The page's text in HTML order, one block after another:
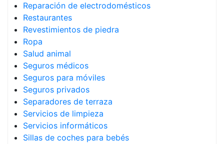
Reparación de electrodomésticos
Restaurantes
Revestimientos de piedra
Ropa
Salud animal
Seguros médicos
Seguros para móviles
Seguros privados
Separadores de terraza
Servicios de limpieza
Servicios informáticos
Sillas de coches para bebés